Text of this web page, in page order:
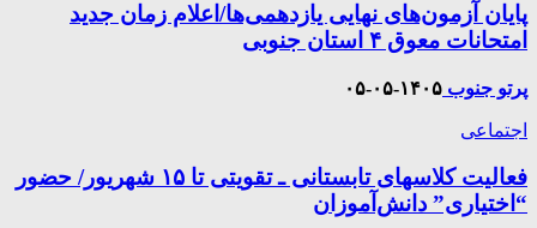
پایان آزمون‌های نهایی یازدهمی‌ها/اعلام زمان‌ جدید
امتحانات معوق ۴ استان جنوبی
پرتو جنوب ۱۴۰۵-۰۵-۰۵
اجتماعی
فعالیت کلاسهای تابستانی ـ تقویتی تا ۱۵ شهریور/ حضور
“اختیاری” دانش‌آموزان